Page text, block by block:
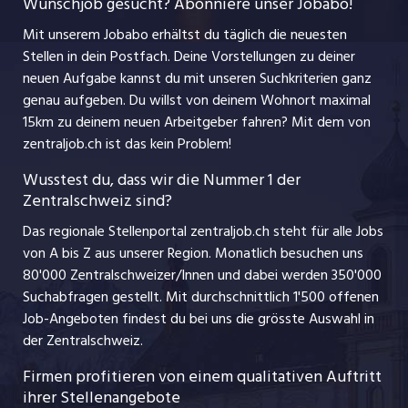
Praktika
Lehrstellen
Ferienjobs
Führungspositionen
Jobline
Nutzungsbedingungen
Impressum
jobbasel.ch
jobbern.ch
jobmittelland.ch
schaffu.ch (VS)
ajourjob.ch
Mit unserem Jobabo erhältst du täglich die neuesten
Stellen in dein Postfach. Deine Vorstellungen zu deiner
neuen Aufgabe kannst du mit unseren Suchkriterien ganz
genau aufgeben. Du willst von deinem Wohnort maximal
15km zu deinem neuen Arbeitgeber fahren? Mit demvon
zentraljob.ch ist das kein Problem!
Wusstest du, dass wir die Nummer 1 der
Zentralschweiz sind?
Das regionale Stellenportal zentraljob.ch steht für alle Jobs
von A bis Z aus unserer Region. Monatlich besuchen uns
80'000 Zentralschweizer/Innen und dabei werden 350'000
Suchabfragen gestellt. Mit durchschnittlich 1'500 offenen
Job-Angeboten findest du bei uns die grösste Auswahl in
der Zentralschweiz.
Firmen profitieren von einem qualitativen Auftritt
ihrer Stellenangebote